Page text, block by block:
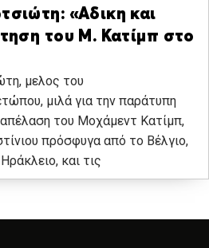
«Αδικη και
του Μ. Κατίμπ στο
μελος του
μιλά για την παράτυπη
απέλαση του Μοχάμεντ Κατίμπ,
πρόσφυγα από το Βέλγιο,
και τις